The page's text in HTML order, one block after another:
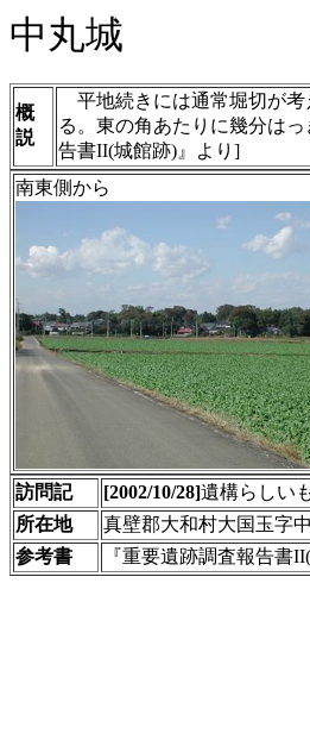
中丸城
概
説
平地続きには通常堀切が考
る。東の角あたりに幾分は
告書II(城館跡)』より]
南東側から
訪問記 [2002/10/28]遺構らしい
所在地
真壁郡大和村大国玉字
参考書
『重要遺跡調査報告書